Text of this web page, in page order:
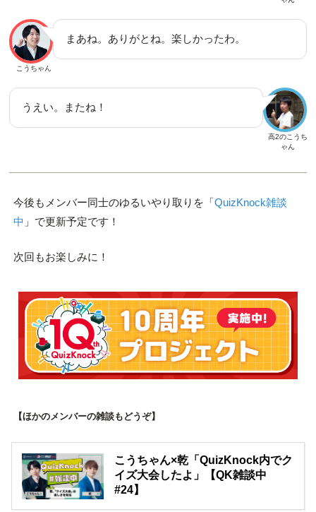
こうちゃん
まあね。ありがとね。楽しかったわ。
高2のこうち
ゃん
うえい。またね！
今後もメンバー同士のゆるいやり取りを「QuizKnock雑談
中 」で更新予定です！
次回もお楽しみに！
【ほかのメンバーの雑談もどうぞ】
こうちゃん×乾「QuizKnock内でク
イズ大会したよ」【QK雑談中
#24】